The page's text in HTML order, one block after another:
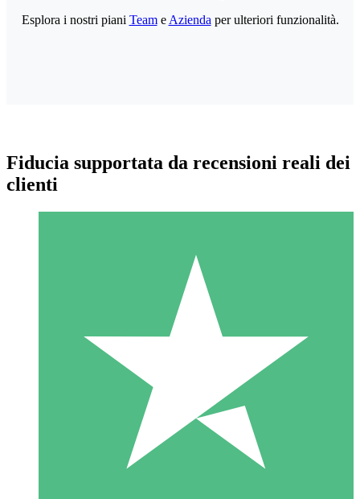
Pacchetti di Crediti Individuali
Paga a consumo con crediti di download. Nessun impegno
1 Download
10
Esplora i nostri piani Teame Azienda per ulteriori funzionalità.
Fiducia supportata da recensioni reali dei
clienti